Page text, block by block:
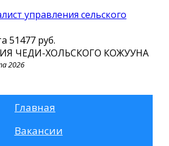
51477 руб.
ЧЕДИ-ХОЛЬСКОГО КОЖУУНА
2026
Главная
Вакансии